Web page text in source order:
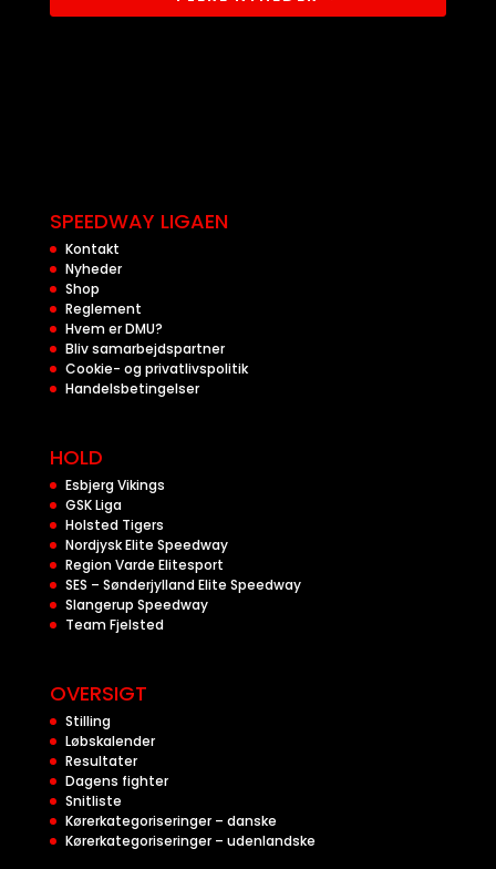
SPEEDWAY LIGAEN
Kontakt
Nyheder
Shop
Reglement
Hvem er DMU?
Bliv samarbejdspartner
Cookie- og privatlivspolitik
Handelsbetingelser
HOLD
Esbjerg Vikings
GSK Liga
Holsted Tigers
Nordjysk Elite Speedway
Region Varde Elitesport
SES – Sønderjylland Elite Speedway
Slangerup Speedway
Team Fjelsted
OVERSIGT
Stilling
Løbskalender
Resultater
Dagens fighter
Snitliste
Kørerkategoriseringer – danske
Kørerkategoriseringer – udenlandske